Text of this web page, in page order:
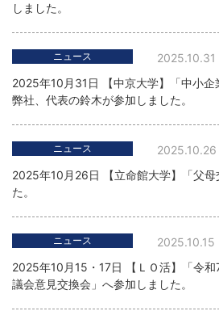
しました。
ニュース
2025.10.31
2025年10月31日 【中京大学】「中小
弊社、代表の鈴木が参加しました。
ニュース
2025.10.26
2025年10月26日 【立命館大学】「父母
た。
ニュース
2025.10.15
2025年10月15・17日 【ＬＯ活】「令
議会意見交換会」へ参加しました。